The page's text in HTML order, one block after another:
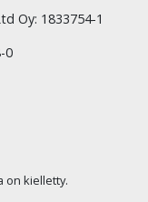
Oy: 1833754-1
0
on kielletty.